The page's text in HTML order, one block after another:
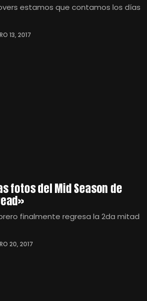
estamos que contamos los días
13, 2017
fotos del Mid Season de
finalmente regresa la 2da mitad
20, 2017